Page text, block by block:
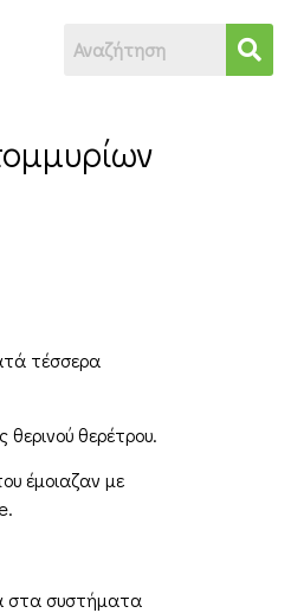
τέσσερα
θερέτρου.
έμοιαζαν με
στα συστήματα